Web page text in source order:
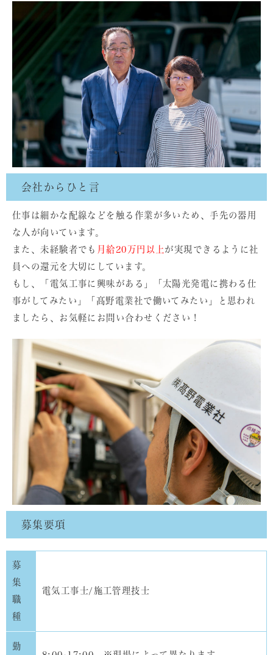
会社からひと言
仕事は細かな配線などを触る作業が多いため、手先の器用
な人が向いています。
また、未経験者でも 月給20万円以上 が実現できるように社
員への還元を大切にしています。
もし、「電気工事に興味がある」「太陽光発電に携わる仕
事がしてみたい」「髙野電業社で働いてみたい」と思われ
ましたら、お気軽にお問い合わせください！
募集要項
募
集
職
種
電気工事士/施工管理技士
勤